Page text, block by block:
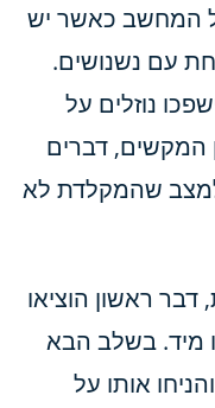
המחשב כאשר יש
עם נשנושים.
נוזלים על
המקשים, דברים
למצב שהמקלדת לא
ראשון הוציאו
מיד. בשלב הבא
אותו על